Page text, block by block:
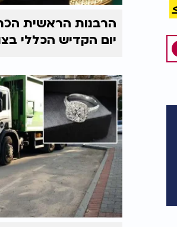
הרבנות הראשית
יום הקדיש הכללי